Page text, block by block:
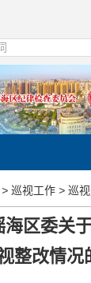
> 巡视工作 > 巡
海区委关
整改情况